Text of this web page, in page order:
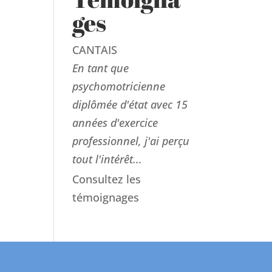
ges
CANTAIS
En tant que
psychomotricienne
diplômée d'état avec 15
années d'exercice
professionnel, j'ai perçu
tout l'intérêt...
Consultez les
témoignages